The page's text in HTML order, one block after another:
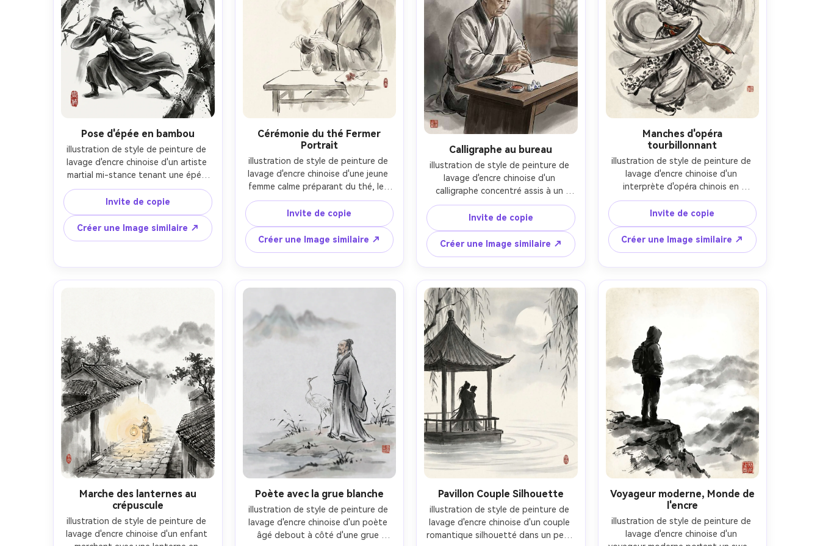
cinématographique doux-AR 4:5
cinématographique doux-AR 4:5
Pose d'épée en bambou
illustration de style de peinture de
lavage d'encre chinoise d'un artiste
martial mi-stance tenant une épée
fine dans un bosquet de bambou,
tiges de bambou peintes avec des
traits de calligraphie audacieux et
une texture d'encre brisée, bords de
robe dans un pinceau sec, brouillard
monochrome retenue avec un petit
sceau rouge, composition diagonale
champ peu profonde, éclairage
cinématographique doux-AR 4:5
Invite de copie
Créer une Image similaire ↗
Cérémonie du thé Fermer
Portrait
illustration de style de peinture de
lavage d'encre chinoise d'une jeune
femme calme préparant du thé, les
mains se versent doucement d'un
gaiwan dans une petite tasse, la
vapeur suggérée avec une faible
brume d'encre, table en bois simple
avec un travail de ligne minimal, fond
xuan, accent rouge minéral délicat
et apaisante, objectif 85 mm,
profondeur de champ peu
profonde, éclairage
cinématographique doux-AR 4:5
Invite de copie
Créer une Image similaire ↗
Calligraphe au bureau
illustration de style de peinture de
lavage d'encre chinoise d'un
calligraphe concentré assis à un
bureau bas, pinceau en position au-
dessus du papier de riz, pierre
d'encre et pâte de scellement à
côté, drapage de manches dans des
lavages d'encre dilués, fond gardé
minimal avec des dégradés doux,
texture de papier xuan clair, petit
timbre de sceau de cinnabar,
ambiance raffinée de studio d'érudit,
composition équilibrée, objectif 85
mm, profondeur de champ peu
profonde, éclairage
cinématographique doux-AR 4:5
Invite de copie
Créer une Image similaire ↗
Manches d'opéra
tourbillonnant
illustration de style de peinture de
lavage d'encre chinoise d'un
interprète d'opéra chinois en
costume orné capturé dans un
mouvement de manche
tourbillonnant, maquillage du visage
simplifié avec des lignes d'encre
audacieuses, motifs de costume
par des arcs de pinceau balayants,
de scène dramatique dans le style
de défilement traditionnel, objectif
85mm, profondeur de champ peu
profonde-AR 4:5
Invite de copie
Créer une Image similaire ↗
Marche des lanternes au
crépuscule
illustration de style de peinture de
lavage d'encre chinoise d'un enfant
Poète avec la grue blanche
illustration de style de peinture de
lavage d'encre chinoise d'un poète
âgé debout à côté d'une grue
Pavillon Couple Silhouette
illustration de style de peinture de
lavage d'encre chinoise d'un couple
romantique silhouetté dans un petit
Voyageur moderne, Monde de
l'encre
illustration de style de peinture de
lavage d'encre chinoise d'un